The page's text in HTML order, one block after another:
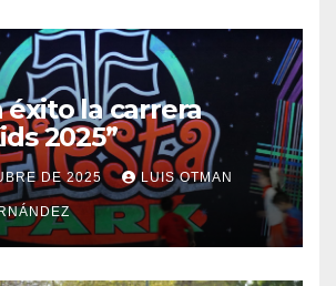
éxito la carrera
2025”
DE 2025 LUIS OTMAN